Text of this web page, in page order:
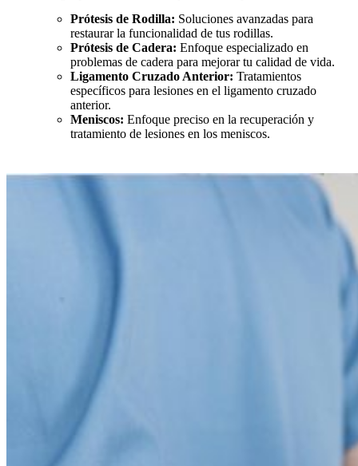
Prótesis de Rodilla: Soluciones avanzadas para
restaurar la funcionalidad de tus rodillas.
Prótesis de Cadera: Enfoque especializado en
problemas de cadera para mejorar tu calidad de vida.
Ligamento Cruzado Anterior: Tratamientos
específicos para lesiones en el ligamento cruzado
anterior.
Meniscos: Enfoque preciso en la recuperación y
tratamiento de lesiones en los meniscos.